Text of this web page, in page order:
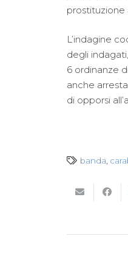
prostituzione
L’indagine
degli
6 ordinanze
anche
di opporsi
banda